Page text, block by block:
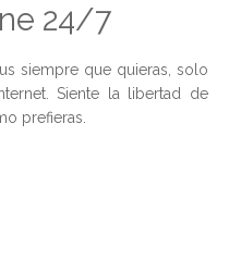
24/7
siempre que quieras, solo
Siente la libertad de
prefieras.